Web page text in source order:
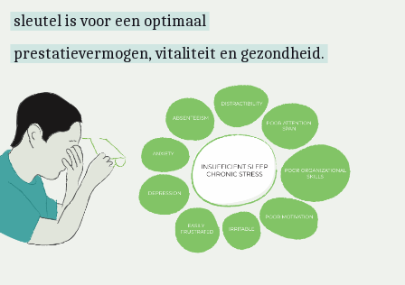
sleutel is voor een optimaal
prestatievermogen, vitaliteit en gezondheid.